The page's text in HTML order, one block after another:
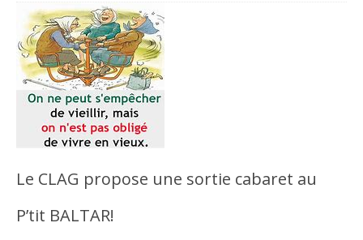
Le CLAG propose une sortie cabaret au
P’tit BALTAR!